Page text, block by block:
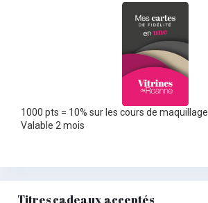
1000 pts = 10% sur les cours de maquillage.
Valable 2 mois
Titres cadeaux acceptés